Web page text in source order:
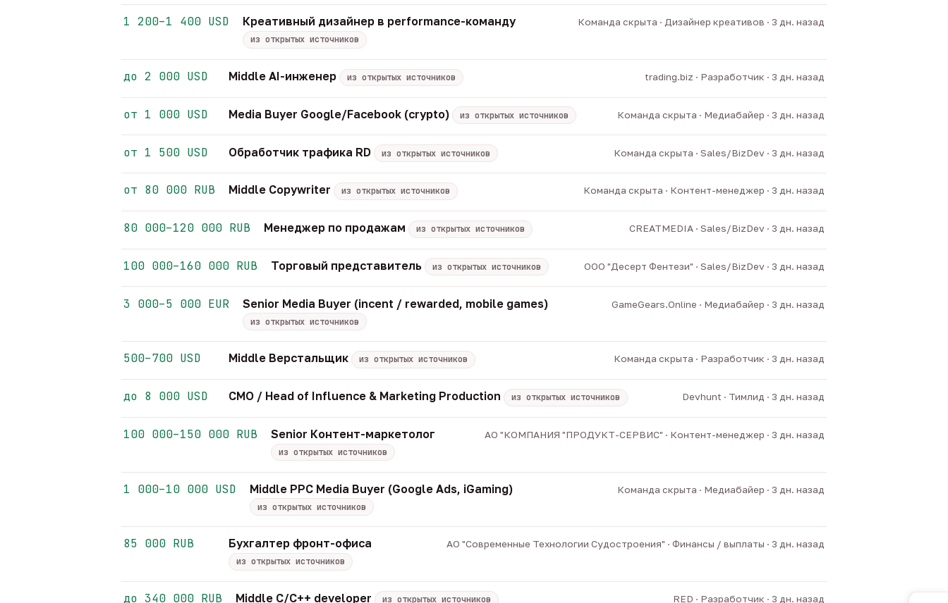
1 200–1 400 USD Креативный дизайнер в performance-команду
из открытых источников
Команда скрыта · Дизайнер креативов · 3 дн. назад
до 2 000 USD Middle AI-инженер из открытых источников trading.biz · Разработчик · 3 дн. назад
от 1 000 USD Media Buyer Google/Facebook (crypto) из открытых источников Команда скрыта · Медиабайер · 3 дн. назад
от 1 500 USD Обработчик трафика RD из открытых источников Команда скрыта · Sales/BizDev · 3 дн. назад
от 80 000 RUB Middle Copywriter из открытых источников Команда скрыта · Контент-менеджер · 3 дн. назад
80 000–120 000 RUB Менеджер по продажам из открытых источников CREATMEDIA · Sales/BizDev · 3 дн. назад
100 000–160 000 RUB Торговый представитель из открытых источников ООО "Десерт Фентези" · Sales/BizDev · 3 дн. назад
3 000–5 000 EUR Senior Media Buyer (incent / rewarded, mobile games)
из открытых источников
GameGears.Online · Медиабайер · 3 дн. назад
500–700 USD Middle Верстальщик из открытых источников Команда скрыта · Разработчик · 3 дн. назад
до 8 000 USD CMO / Head of Influence & Marketing Production из открытых источников Devhunt · Тимлид · 3 дн. назад
100 000–150 000 RUB Senior Контент-маркетолог
из открытых источников
АО "КОМПАНИЯ "ПРОДУКТ-СЕРВИС" · Контент-менеджер · 3 дн. назад
1 000–10 000 USD Middle PPC Media Buyer (Google Ads, iGaming)
из открытых источников
Команда скрыта · Медиабайер · 3 дн. назад
85 000 RUB Бухгалтер фронт-офиса
из открытых источников
АО "Современные Технологии Судостроения" · Финансы / выплаты · 3 дн. назад
до 340 000 RUB Middle C/C++ developer из открытых источников RED · Разработчик · 3 дн. назад